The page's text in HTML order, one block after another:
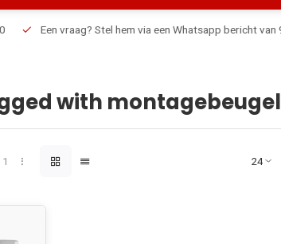
Stel hem via een Whatsapp bericht van 9:00 tot 19:00
with montagebeugel